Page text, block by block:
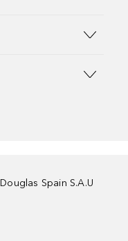
Douglas Spain S.A.U